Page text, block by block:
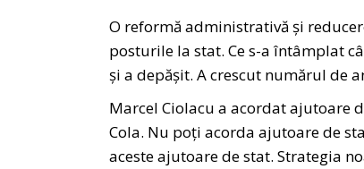
O reformă administrativă și
posturile la stat. Ce s-a întâmplat
și a depășit. A crescut numărul de
Marcel Ciolacu a acordat ajutoare
Cola. Nu poți acorda ajutoare de
aceste ajutoare de stat. Strategia